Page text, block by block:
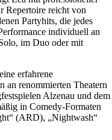
Repertoire reicht von
Partyhits, die jedes
individuell an
im Duo oder mit
erfahrene
an renommierten Theatern
Alzenau und dem
in Comedy-Formaten
(ARD), „Nightwash“